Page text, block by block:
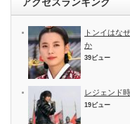
アクセスランキング
トンイはな
か
39ビュー
レジェンド
19ビュー